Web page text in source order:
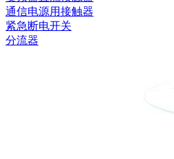
通信电源用接触器
紧急断电开关
分流器